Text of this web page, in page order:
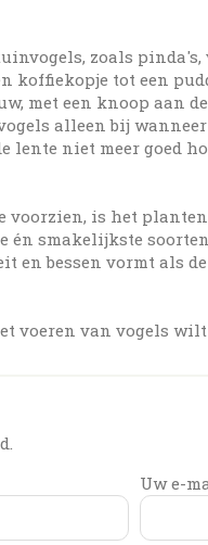
zoals
koffiekopje tot een
met een knoop aan
alleen bij
niet meer goed
is het
smakelijkste
en bessen vormt als
van vogels
Uw e-